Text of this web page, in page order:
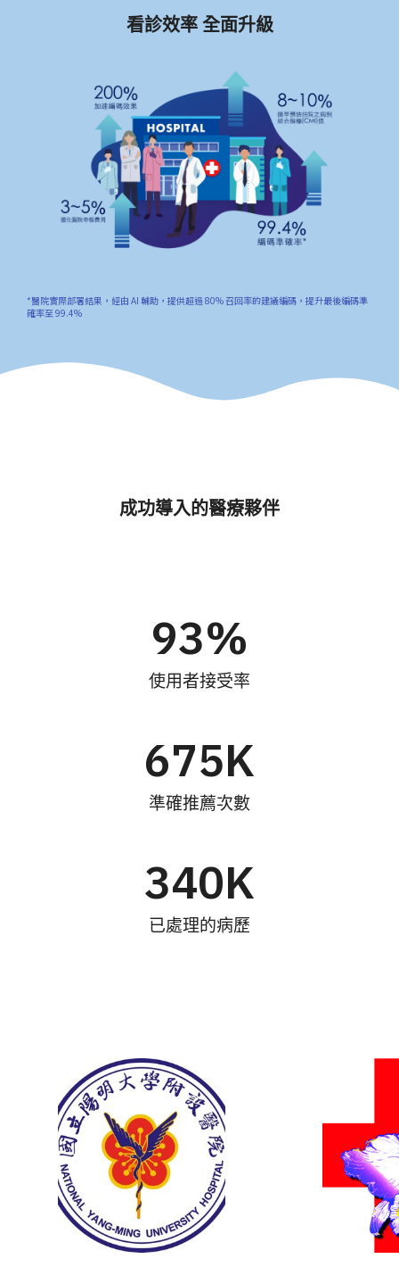
看診效率 全面升級
*醫院實際部署結果，經由 AI 輔助，提供超過 80% 召回率的建議編碼，提升最後編碼準
確率至 99.4%
成功導入的醫療夥伴
使用者接受率
93%
準確推薦次數
675K
已處理的病歷
340K